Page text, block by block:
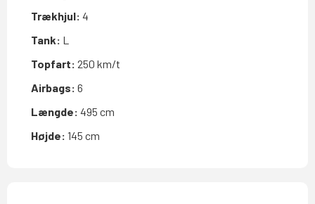
Trækhjul: 4
Tank: L
Topfart: 250 km/t
Airbags: 6
Længde: 495 cm
Højde: 145 cm